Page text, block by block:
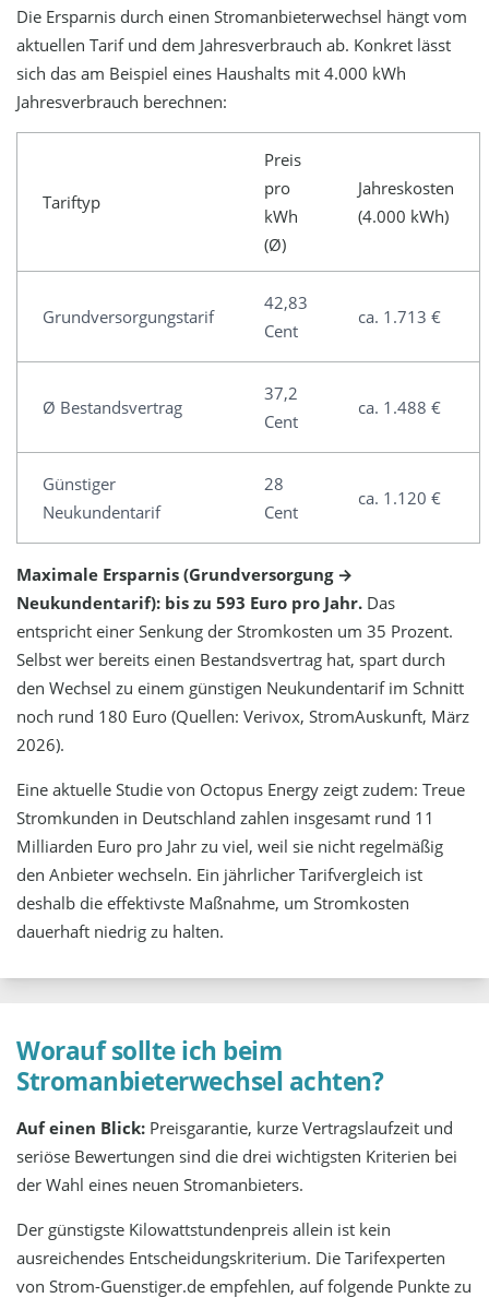
Die Ersparnis durch einen Stromanbieterwechsel hängt vom
aktuellen Tarif und dem Jahresverbrauch ab. Konkret lässt
sich das am Beispiel eines Haushalts mit 4.000 kWh
Jahresverbrauch berechnen:
Tariftyp
Preis
pro
kWh
(Ø)
Jahreskosten
(4.000 kWh)
Grundversorgungstarif
42,83
Cent
ca. 1.713 €
Ø Bestandsvertrag
37,2
Cent
ca. 1.488 €
Günstiger
Neukundentarif
28
Cent
ca. 1.120 €
Maximale Ersparnis (Grundversorgung →
Neukundentarif): bis zu 593 Euro pro Jahr. Das
entspricht einer Senkung der Stromkosten um 35 Prozent.
Selbst wer bereits einen Bestandsvertrag hat, spart durch
den Wechsel zu einem günstigen Neukundentarif im Schnitt
noch rund 180 Euro (Quellen: Verivox, StromAuskunft, März
2026).
Eine aktuelle Studie von Octopus Energy zeigt zudem: Treue
Stromkunden in Deutschland zahlen insgesamt rund 11
Milliarden Euro pro Jahr zu viel, weil sie nicht regelmäßig
den Anbieter wechseln. Ein jährlicher Tarifvergleich ist
deshalb die effektivste Maßnahme, um Stromkosten
dauerhaft niedrig zu halten.
Worauf sollte ich beim
Stromanbieterwechsel achten?
Auf einen Blick: Preisgarantie, kurze Vertragslaufzeit und
seriöse Bewertungen sind die drei wichtigsten Kriterien bei
der Wahl eines neuen Stromanbieters.
Der günstigste Kilowattstundenpreis allein ist kein
ausreichendes Entscheidungskriterium. Die Tarifexperten
von Strom-Guenstiger.de empfehlen, auf folgende Punkte zu